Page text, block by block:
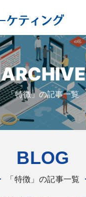
ARCHIVE
「特徴」の記事一覧
BLOG
「特徴」の記事一覧